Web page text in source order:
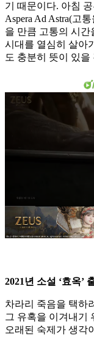
기 때문이다. 아침
Aspera Ad Astra(고
을 만큼 고통의 시간
시대를 열심히 살아
도 충분히 뜻이 있
2021년 소설 ‘효옥’
차라리 죽음을 택하
그 유혹을 이겨내기
오래된 숙제가 생각